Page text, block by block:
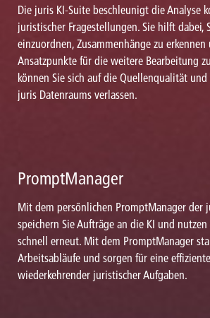
Die juris KI-Suite beschleunigt die Analyse
juristischer Fragestellungen. Sie hilft dabei,
einzuordnen, Zusammenhänge zu
Ansatzpunkte für die weitere Bearbeitung
können Sie sich auf die Quellenqualität
juris Datenraums verlassen.
PromptManager
Mit dem persönlichen PromptManager der
speichern Sie Aufträge an die KI und
schnell erneut. Mit dem PromptManager
Arbeitsabläufe und sorgen für eine
wiederkehrender juristischer Aufgaben.